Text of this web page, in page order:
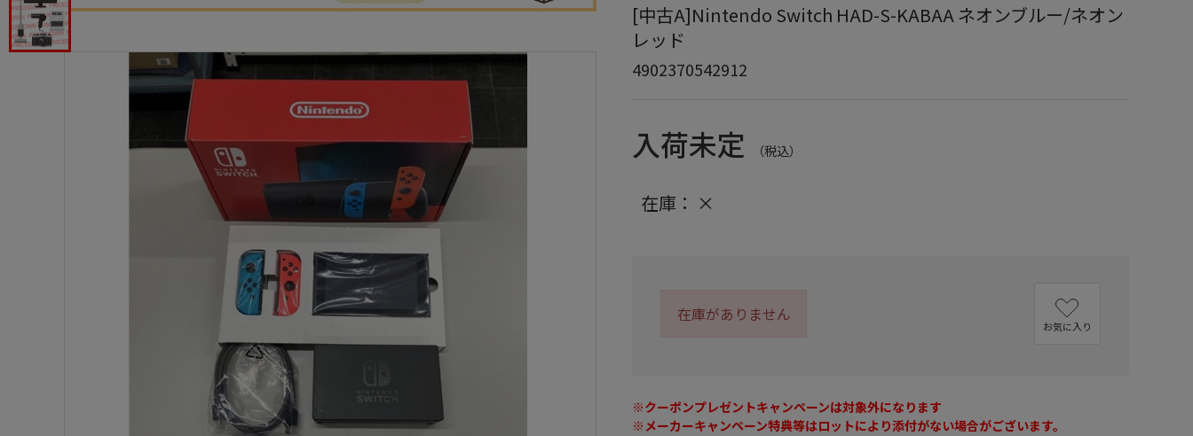
[中古A]Nintendo Switch HAD-S-KABAA ネオンブルー/ネオン
レッド
4902370542912
入荷未定 （税込）
在庫： ×
在庫がありません
お気に入り
※クーポンプレゼントキャンペーンは対象外になります
※メーカーキャンペーン特典等はロットにより添付がない場合がございます。